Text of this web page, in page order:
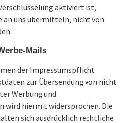
aktiviert ist,
an uns übermitteln, nicht von
Mails
der Impressumspflicht
zur Übersendung von nicht
Werbung und
hiermit widersprochen. Die
sich ausdrücklich rechtliche